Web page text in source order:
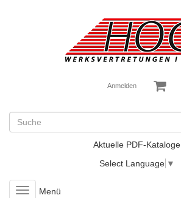
Anmelden
Aktuelle PDF-Kataloge
Select Language ▼
ToggleMenü